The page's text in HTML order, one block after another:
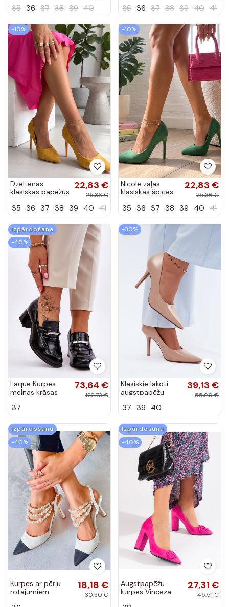
35 36 37 38 39 40 35 36 37 38 39 40 41
-10%
Dzeltenas
klasiskās papēžus
22,83 €
25,36 €
35 36 37 38 39 40 41
-10%
Nicole zaļas
klasiskās špices
22,83 €
25,36 €
35 36 37 38 39 40 41
Izpārdošana
-40%
Laque Kurpes
melnas krāsas
73,64 €
122,73 €
37
-30%
Klasiskie lakoti
augstpapēžu
krāsā mākslīgā
39,13 €
55,90 €
37 39 40
Izpārdošana
-40%
Kurpes ar pērļu
rotājumiem
18,18 €
30,30 €
Izpārdošana
-40%
Augstpapēžu
kurpes Vinceza
27,31 €
45,51 €